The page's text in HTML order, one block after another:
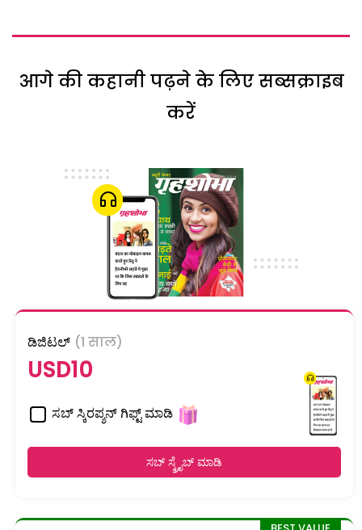
आगे की कहानी पढ़ने के लिए सब्सक्राइब
करें
ಡಿಜಿಟಲ್ (1 साल)
USD10
ಸಬ್ ಸ್ಕಿರಪ್ಶನ್ ಗಿಫ್ಟ್ ಮಾಡಿ
ಸಬ್ ಸ್ಕ್ರೈಬ್ ಮಾಡಿ